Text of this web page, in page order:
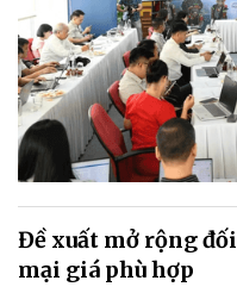
Đề xuất mở rộng
mại giá phù hợp